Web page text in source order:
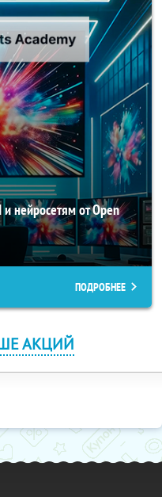
нейросетям от Open
ПОДРОБНЕЕ
АКЦИЙ